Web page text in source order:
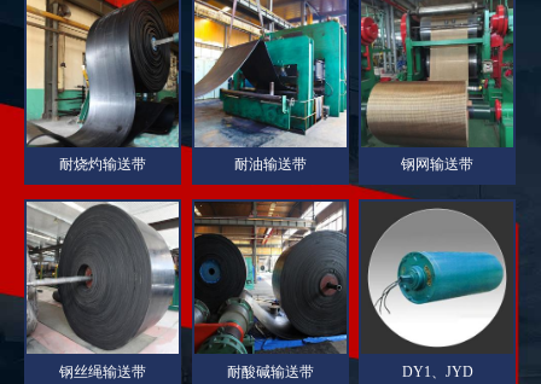
耐烧灼输送带 耐油输送带 钢网输送带
钢丝绳输送带 耐酸碱输送带 DY1、JYD